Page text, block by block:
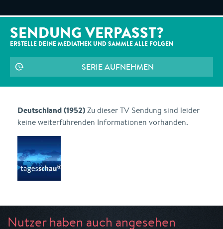
SENDUNG VERPASST?
ERSTELLE DEINE MEDIATHEK UND SAMMLE ALLE FOLGEN
SERIE AUFNEHMEN
Deutschland (1952)Zu dieser TV Sendung sind leider
keine weiterführenden Informationen vorhanden.
Nutzer haben auch angesehen